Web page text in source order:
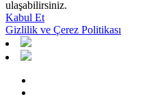
ulaşabilirsiniz.
Kabul Et
Gizlilik ve Çerez Politikası